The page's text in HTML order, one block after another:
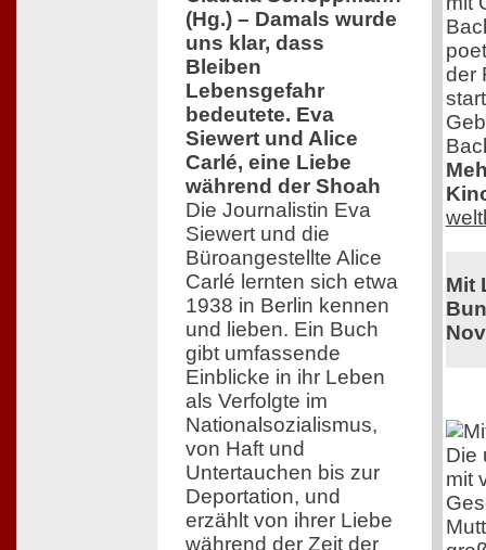
(Hg.) – Damals wurde
uns klar, dass
Bleiben
Lebensgefahr
bedeutete. Eva
Siewert und Alice
Carlé, eine Liebe
während der Shoah
Die Journalistin Eva
Siewert und die
Büroangestellte Alice
Carlé lernten sich etwa
1938 in Berlin kennen
und lieben. Ein Buch
gibt umfassende
Einblicke in ihr Leben
als Verfolgte im
Nationalsozialismus,
von Haft und
Untertauchen bis zur
Deportation, und
erzählt von ihrer Liebe
während der Zeit der
der
Mit
Die
mit